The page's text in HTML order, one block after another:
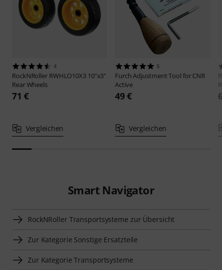
4
RockNRoller RWHLO10X3 10"x3"
Rear Wheels
71 €
Vergleichen
5
FurchAdjustment Tool for CNR
Active
49 €
Vergleichen
Smart Navigator
RockNRoller Transportsysteme zur Übersicht
Zur Kategorie Sonstige Ersatzteile
Zur Kategorie Transportsysteme